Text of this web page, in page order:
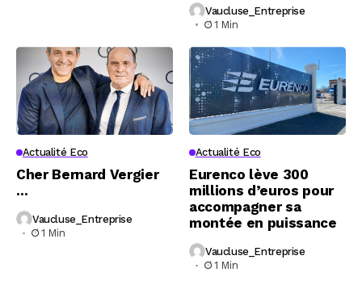
Vaucluse_Entreprise
1 Min
Actualité Eco
Cher Bernard Vergier
…
Vaucluse_Entreprise
1 Min
Actualité Eco
Eurenco lève 300
millions d’euros pour
accompagner sa
montée en puissance
Vaucluse_Entreprise
1 Min